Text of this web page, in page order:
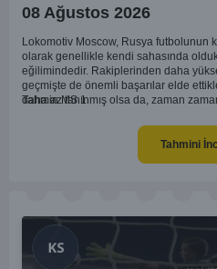
08 Ağustos 2026
Lokomotiv Moscow, Rusya futbolunun
olarak genellikle kendi sahasında
eğilimindedir. Rakiplerinden daha
geçmişte de önemli başarılar elde
daha az tanınmış olsa da, zaman
ve güçlü ekipler karşısında istikrarlı
zorlanabilirler. Lokomotiv Moscow'un
oynama avantajının, bu karşılaşmada
Tahmin MS 1
Tahmini